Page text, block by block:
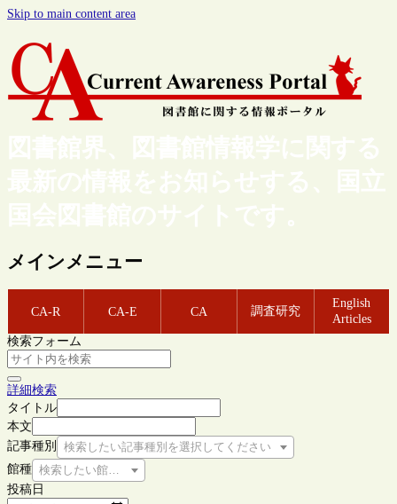
Skip to main content area
図書館界、図書館情報学に関する
最新の情報をお知らせする、国立
国会図書館のサイトです。
メインメニュー
CA-R CA-E CA 調査研究
English
Articles
検索フォーム
詳細検索
タイトル
本文
記事種別
検索したい記事種別を選択してください
館種 検索したい館種を選択してください
投稿日